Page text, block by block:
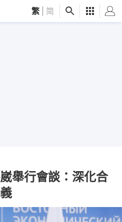
繁 简
舉行會談：深化合